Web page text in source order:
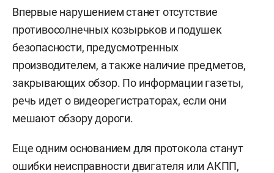
Впервые нарушением станет отсутствие
противосолнечных козырьков и подушек
безопасности, предусмотренных
производителем, а также наличие предметов,
закрывающих обзор. По информации газеты,
речь идет о видеорегистраторах, если они
мешают обзору дороги.
Еще одним основанием для протокола станут
ошибки неисправности двигателя или АКПП,